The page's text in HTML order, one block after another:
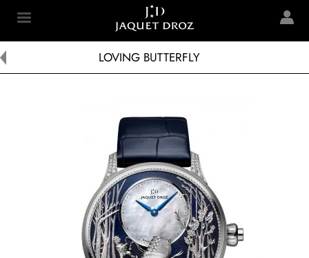
content
Jaquet Droz
LOVING BUTTERFLY